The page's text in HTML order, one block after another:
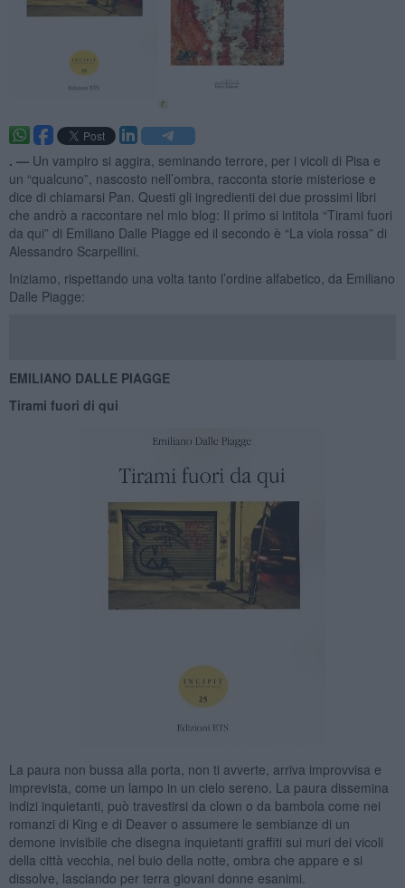
. — Un vampiro si aggira, seminando terrore, per i vicoli di Pisa e
un “qualcuno”, nascosto nell’ombra, racconta storie misteriose e
dice di chiamarsi Pan. Questi gli ingredienti dei due prossimi libri
che andrò a raccontare nel mio blog: Il primo si intitola “Tirami fuori
da qui” di Emiliano Dalle Piagge ed il secondo è “La viola rossa” di
Alessandro Scarpellini.
Iniziamo, rispettando una volta tanto l’ordine alfabetico, da Emiliano
Dalle Piagge:
EMILIANO DALLE PIAGGE
Tirami fuori di qui
La paura non bussa alla porta, non ti avverte, arriva improvvisa e
imprevista, come un lampo in un cielo sereno. La paura dissemina
indizi inquietanti, può travestirsi da clown o da bambola come nei
romanzi di King e di Deaver o assumere le sembianze di un
demone invisibile che disegna inquietanti graffiti sui muri dei vicoli
della città vecchia, nel buio della notte, ombra che appare e si
dissolve, lasciando per terra giovani donne esanimi.